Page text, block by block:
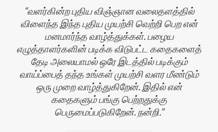
வளர்கின்ற புதிய விஞ்ஞான வலைதளத்தில்
விளைந்த இந்த புதிய முயற்சி வெற்றி பெற என்
மனமார்ந்த வாழ்த்துக்கள். பழைய
எழுத்தாளர்களின் படிக்க விடுபட்ட கதைகளைத்
தேடி அலையாமல் ஒரே இடத்தில் படிக்கும்
வாய்ப்பைத் தந்த உங்கள் முயற்சி வளர மீண்டும்
ஒரு முறை வாழ்த்துகிறேன். இதில் என்
கதைகளும் பங்கு பெற்றதுக்கு
பெருமைப்படுகிறேன். நன்றி.